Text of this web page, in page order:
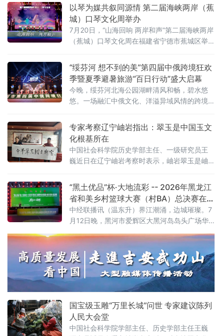
供本地史料支撑。孔华表示，岫岩玉历史悠
以琴为媒共叙同源情 第二届海峡两岸（蕉
城）口琴文化周举办
7月20日，“山海回响 两岸和声”第二届海峡两岸
（蕉城）口琴文化周在福建省宁德市蕉城区举
表齐聚一堂，以琴为媒、以乐会友，共叙两岸
同根同源的文化深情。
“绥芬河 想不到的美”第四届中俄跨境狂欢
季暨夏季避暑旅游“百日行动”盛大启幕
今晚，绥芬河北海公园湖畔清风和畅，碧水悠
悠。一场融汇中俄文化、洋溢异域风情的跨境
到的美”第四届中俄跨境狂欢季暨夏季避暑旅
游“百日行动”的大幕。
专家考察辽宁岫岩指出：翠玉是中国玉文
化根基所在
中国社会科学院历史学部主任、一级研究员王
巍近日在辽宁岫岩考察时表示，岫岩翠玉是岫
的重要根基，研究、开发、发展翠玉是当代人
的重要责任。 王巍此行参观了位于岫岩的“中国
萬客来玉博园”。该园区集中国玉石博物馆、中
国翠玉产业展览馆、中国翠玉艺术馆等文化载
体于一体，以天然宝玉石精品展示为核心，融
合宝玉石装饰家居体验与工厂化休闲旅游，
“黑土优品”杯·大地流彩 -- 2026年黑龙江
省和美乡村篮球大赛（村BA）总决赛在边
城爱辉盛大开幕
中经联播讯（温东升）界江潮涌，边城璀璨。7
月12日晚，黑河市爱辉区大黑河岛岛头广场华
——2026年黑龙江省和美乡村篮球大赛（村
BA）总决赛在此隆重开幕。来自全省13个市
（地）及农垦、森工系统的22支农民球队跨越
山海，齐聚中俄边境名城，以篮球为媒介，展
乡土之魂，奏响“体育赋能乡村、文化点亮乡
国宝级玉雕“万里长城”问世 专家建议陈列
人民大会堂
中国社会科学院学部主任、历史学部主任王巍